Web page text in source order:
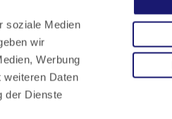
soziale Medien
wir
Werbung
weiteren Daten
der Dienste